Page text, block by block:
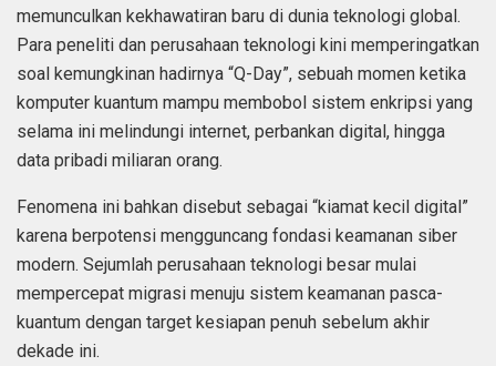
memunculkan kekhawatiran baru di dunia teknologi global.
Para peneliti dan perusahaan teknologi kini memperingatkan
soal kemungkinan hadirnya “Q-Day”, sebuah momen ketika
komputer kuantum mampu membobol sistem enkripsi yang
selama ini melindungi internet, perbankan digital, hingga
data pribadi miliaran orang.
Fenomena ini bahkan disebut sebagai “kiamat kecil digital”
karena berpotensi mengguncang fondasi keamanan siber
modern. Sejumlah perusahaan teknologi besar mulai
mempercepat migrasi menuju sistem keamanan pasca-
kuantum dengan target kesiapan penuh sebelum akhir
dekade ini.